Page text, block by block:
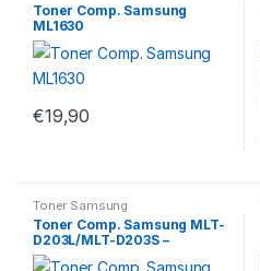
Toner Comp. Samsung
ML1630
€19,90
Toner Samsung
Toner Comp. Samsung MLT-
D203L/MLT-D203S –
SU897A/SU911A